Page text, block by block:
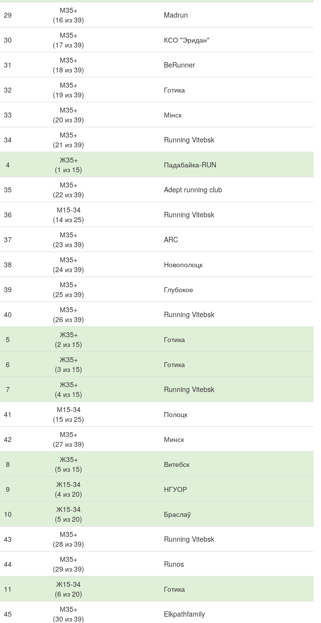
29
М35+
(16 из 39)
Madrun
30
М35+
(17 из 39)
КСО "Эридан"
31
М35+
(18 из 39)
BeRunner
32
М35+
(19 из 39)
Готика
33
М35+
(20 из 39)
Мінск
34
М35+
(21 из 39)
Running Vitebsk
4
Ж35+
(1 из 15)
Падабайка-RUN
35
М35+
(22 из 39)
Adept running club
36
М15-34
(14 из 25)
Running Vitebsk
37
М35+
(23 из 39)
ARC
38
М35+
(24 из 39)
Новополоцк
39
М35+
(25 из 39)
Глубокое
40
М35+
(26 из 39)
Running Vitebsk
5
Ж35+
(2 из 15)
Готика
6
Ж35+
(3 из 15)
Готика
7
Ж35+
(4 из 15)
Running Vitebsk
41
М15-34
(15 из 25)
Полоцк
42
М35+
(27 из 39)
Минск
8
Ж35+
(5 из 15)
Витебск
9
Ж15-34
(4 из 20)
НГУОР
10
Ж15-34
(5 из 20)
Браслаў
43
М35+
(28 из 39)
Running Vitebsk
44
М35+
(29 из 39)
Runos
11
Ж15-34
(6 из 20)
Готика
45
М35+
(30 из 39)
Elkpathfamily